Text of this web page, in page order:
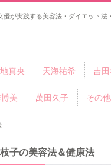
優が実践する美容法・ダイエッ
真央 天海祐希 吉
美 萬田久子 その他
子の美容法＆健康法